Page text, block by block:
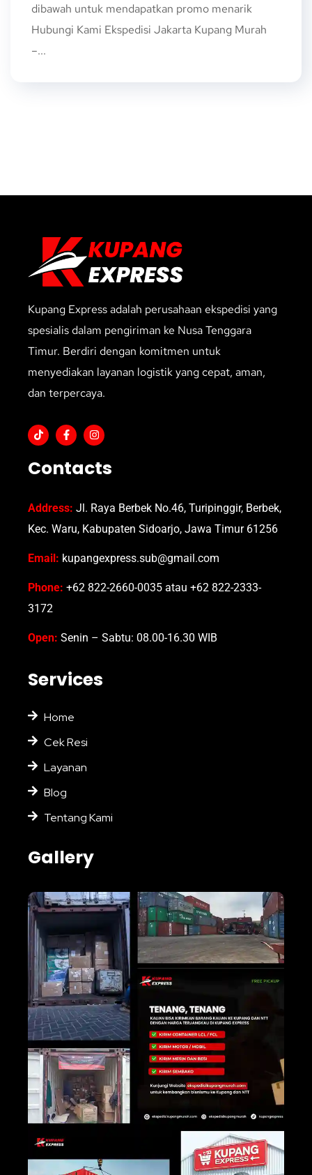
dibawah untuk mendapatkan promo menarik
Hubungi Kami Ekspedisi Jakarta Kupang Murah
–...
Kupang Express adalah perusahaan ekspedisi yang
spesialis dalam pengiriman ke Nusa Tenggara
Timur. Berdiri dengan komitmen untuk
menyediakan layanan logistik yang cepat, aman,
dan terpercaya.
Contacts
Address: Jl. Raya Berbek No.46, Turipinggir, Berbek,
Kec. Waru, Kabupaten Sidoarjo, Jawa Timur 61256
Email: kupangexpress.sub@gmail.com
Phone: +62 822-2660-0035 atau +62 822-2333-
3172
Open: Senin – Sabtu: 08.00-16.30 WIB
Services
Home
Cek Resi
Layanan
Blog
Tentang Kami
Gallery